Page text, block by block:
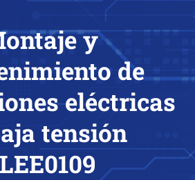
y
de
eléctricas
tensión